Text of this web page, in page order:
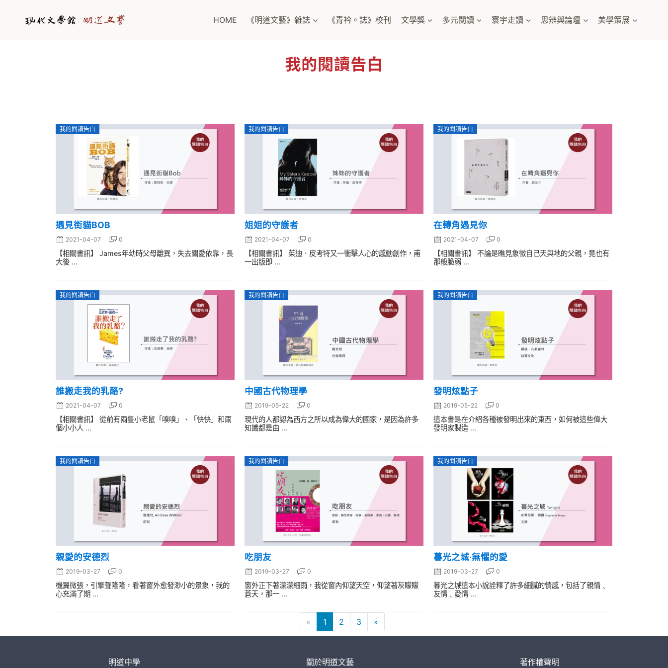
HOME 《明道文藝》雜誌 《青衿。誌》校刊 文學獎 多元閱讀 寰宇走讀 思辨與論壇 美學策展
我的閱讀告白
我的閱讀告白
遇見街貓BOB
2021-04-07 0
【相關書訊】 James年幼時父母離異，失去關愛依靠，長
大後 ...
我的閱讀告白
姐姐的守護者
2021-04-07 0
【相關書訊】 茱迪．皮考特又一衝擊人心的感動創作，甫
一出版即 ...
我的閱讀告白
在轉角遇見你
2021-04-07 0
【相關書訊】 不論是瞧見象徵自己天與地的父親，竟也有
那般脆弱 ...
我的閱讀告白
誰搬走我的乳酪?
2021-04-07 0
【相關書訊】 從前有兩隻小老鼠「嗅嗅」、「快快」和兩
個小小人 ...
我的閱讀告白
中國古代物理學
2019-05-22 0
現代的人都認為西方之所以成為偉大的國家，是因為許多
知識都是由 ...
我的閱讀告白
發明炫點子
2019-05-22 0
這本書是在介紹各種被發明出來的東西，如何被這些偉大
發明家製造 ...
我的閱讀告白
親愛的安德烈
2019-03-27 0
機翼微張，引擎聲隆隆，看著窗外愈發渺小的景象，我的
心充滿了期 ...
我的閱讀告白
吃朋友
2019-03-27 0
窗外正下著濛濛細雨，我從窗內仰望天空，仰望著灰矇矇
蒼天，那一 ...
我的閱讀告白
暮光之城‧無懼的愛
2019-03-27 0
暮光之城這本小說詮釋了許多細膩的情感，包括了親情﹑
友情﹑愛情 ...
« 1 2 3 »
明道中學 關於明道文藝 著作權聲明